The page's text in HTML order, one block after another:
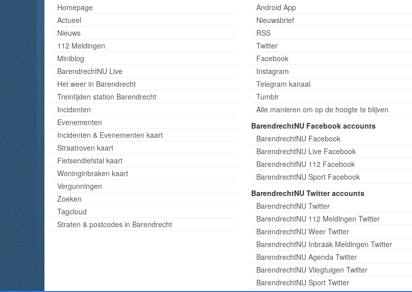
Homepage
Actueel
Nieuws
112 Meldingen
Miniblog
BarendrechtNU Live
Het weer in Barendrecht
Treintijden station Barendrecht
Incidenten
Evenementen
Incidenten & Evenementen kaart
Straatroven kaart
Fietsendiefstal kaart
Woninginbraken kaart
Vergunningen
Zoeken
Tagcloud
Straten & postcodes in Barendrecht
Android App
Nieuwsbrief
RSS
Twitter
Facebook
Instagram
Telegram kanaal
Tumblr
Alle manieren om op de hoogte te blijven
BarendrechtNU Facebook accounts
BarendrechtNU Facebook
BarendrechtNU Live Facebook
BarendrechtNU 112 Facebook
BarendrechtNU Sport Facebook
BarendrechtNU Twitter accounts
BarendrechtNU Twitter
BarendrechtNU 112 Meldingen Twitter
BarendrechtNU Weer Twitter
BarendrechtNU Inbraak Meldingen Twitter
BarendrechtNU Agenda Twitter
BarendrechtNU Vliegtuigen Twitter
BarendrechtNU Sport Twitter